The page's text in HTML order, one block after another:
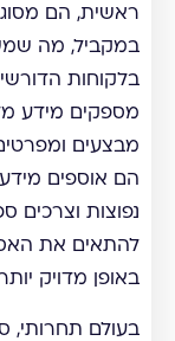
ראשית, הם
במקביל, מה
בלקוחות
מספקים מידע
מבצעים
הם אוספים
נפוצות וצרכים
להתאים את
באופן מדויק
בעולם תחרותי,